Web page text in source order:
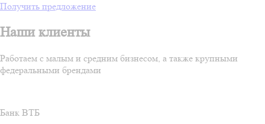
Получить предложение
Наши клиенты
Работаем с малым и средним бизнесом, а также крупными
федеральными брендами
Банк ВТБ